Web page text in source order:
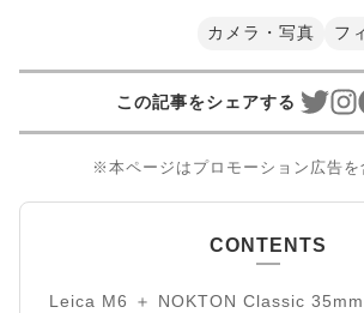
カメラ・写真 フ
この記事をシェアする
※本ページはプロモーション広告を
CONTENTS
Leica M6 ＋ NOKTON Classic